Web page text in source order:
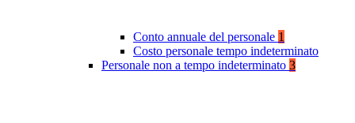
Conto annuale del personale 1
Costo personale tempo indeterminato
Personale non a tempo indeterminato 3